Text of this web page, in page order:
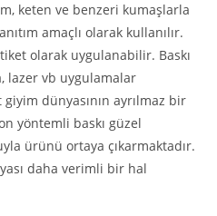
keten ve benzeri kumaşlarla
amaçlı olarak kullanılır.
olarak uygulanabilir. Baskı
lazer vb uygulamalar
dünyasının ayrılmaz bir
yöntemli baskı güzel
ürünü ortaya çıkarmaktadır.
daha verimli bir hal